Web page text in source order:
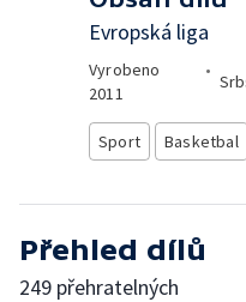
Evropská liga
Vyrobeno
2011
•
Sport Basketbal
Přehled dílů
249 přehratelných